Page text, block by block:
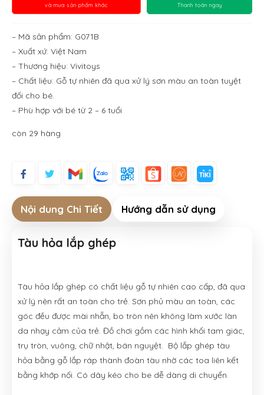
và mua sản phẩm khác Thanh toán ngay
– Mã sản phẩm: G071B
– Xuất xứ: Việt Nam
– Thương hiệu: Vivitoys
– Chất liệu: Gỗ tự nhiên đã qua xử lý sơn màu an toàn tuyệt
đối cho bé.
– Phù hợp với bé từ 2 – 6 tuổi
còn 29 hàng
Nội dung Chi Tiết Hướng dẫn sử dụng
Tàu hỏa lắp ghép
Tàu hỏa lắp ghép có chất liệu gỗ tự nhiên cao cấp, đã qua
xử lý nên rất an toàn cho trẻ. Sơn phủ màu an toàn, các
góc đều được mài nhẵn, bo tròn nên không làm xước làn
da nhạy cảm của trẻ. Đồ chơi gồm các hình khối tam giác,
trụ tròn, vuông, chữ nhật, bán nguyệt. Bộ lắp ghép tàu
hỏa bằng gỗ lắp ráp thành đoàn tàu nhờ các toa liên kết
bằng khớp nối. Có dây kéo cho be dễ dàng di chuyển.